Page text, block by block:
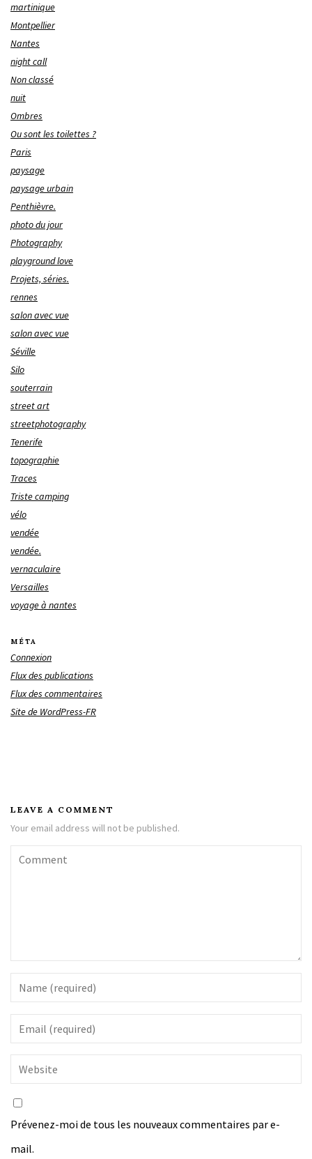
martinique
Montpellier
Nantes
night call
Non classé
nuit
Ombres
Ou sont les toilettes ?
Paris
paysage
paysage urbain
Penthièvre.
photo du jour
Photography
playground love
Projets, séries.
rennes
salon avec vue
salon avec vue
Séville
Silo
souterrain
street art
streetphotography
Tenerife
topographie
Traces
Triste camping
vélo
vendée
vendée.
vernaculaire
Versailles
voyage à nantes
MÉTA
Connexion
Flux des publications
Flux des commentaires
Site de WordPress-FR
LEAVE A COMMENT
Your email address will not be published.
Prévenez-moi de tous les nouveaux commentaires par e-
mail.